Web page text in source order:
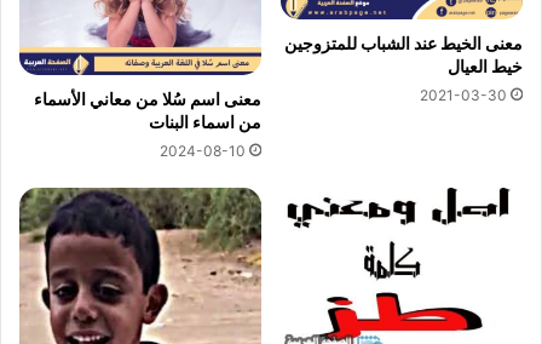
معنى الخيط عند الشباب للمتزوجين
خيط العيال
2021-03-30
معنى اسم سُلا من معاني الأسماء
من اسماء البنات
2024-08-10